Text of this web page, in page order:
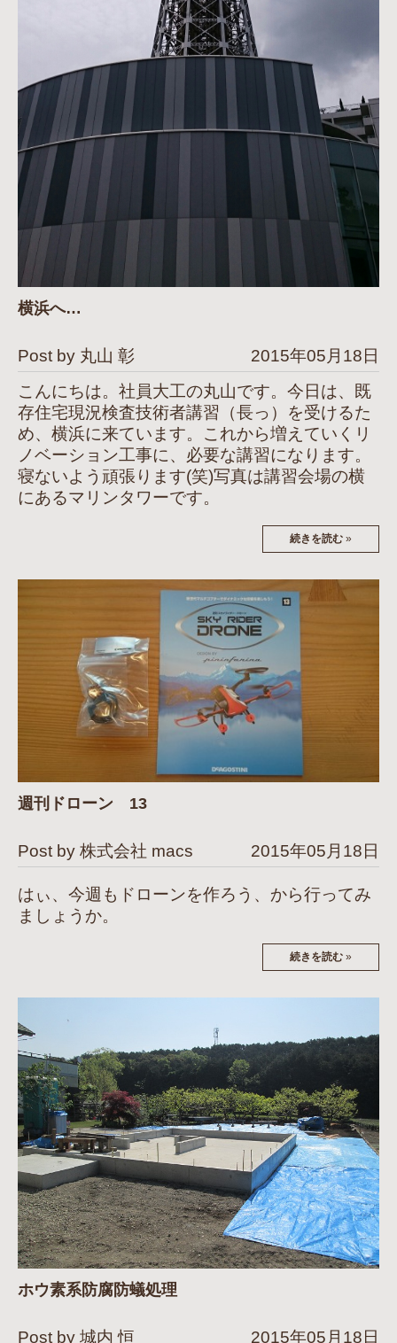
横浜へ…
Post by 丸山 彰
2015年05月18日
こんにちは。社員大工の丸山です。今日は、既
存住宅現況検査技術者講習（長っ）を受けるた
め、横浜に来ています。これから増えていくリ
ノベーション工事に、必要な講習になります。
寝ないよう頑張ります(笑)写真は講習会場の横
にあるマリンタワーです。
続きを読む »
週刊ドローン 13
Post by 株式会社 macs 2015年05月18日
はぃ、今週もドローンを作ろう、から行ってみ
ましょうか。
続きを読む »
ホウ素系防腐防蟻処理
Post by 城内 恒 2015年05月18日